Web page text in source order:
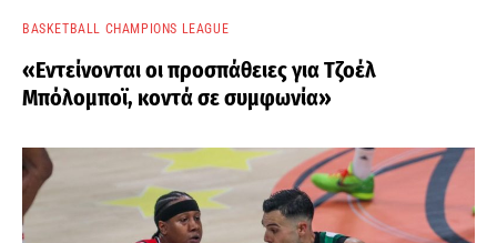
BASKETBALL CHAMPIONS LEAGUE
«Εντείνονται οι προσπάθειες για Τζοέλ
Μπόλομποϊ, κοντά σε συμφωνία»